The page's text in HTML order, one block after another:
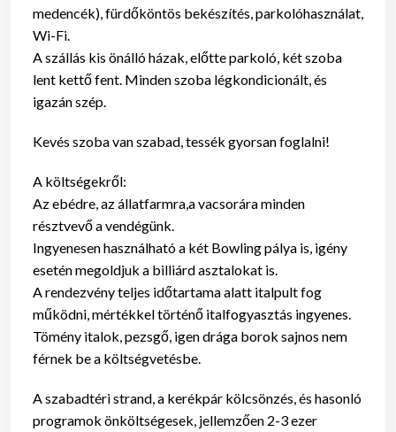
medencék), fürdőköntös bekészítés, parkolóhasználat,
Wi-Fi.
A szállás kis önálló házak, előtte parkoló, két szoba
lent kettő fent. Minden szoba légkondicionált, és
igazán szép.
Kevés szoba van szabad, tessék gyorsan foglalni!
A költségekről:
Az ebédre, az állatfarmra,a vacsorára minden
résztvevő a vendégünk.
Ingyenesen használható a két Bowling pálya is, igény
esetén megoldjuk a billiárd asztalokat is.
A rendezvény teljes időtartama alatt italpult fog
működni, mértékkel történő italfogyasztás ingyenes.
Tömény italok, pezsgő, igen drága borok sajnos nem
férnek be a költségvetésbe.
A szabadtéri strand, a kerékpár kölcsönzés, és hasonló
programok önköltségesek, jellemzően 2-3 ezer